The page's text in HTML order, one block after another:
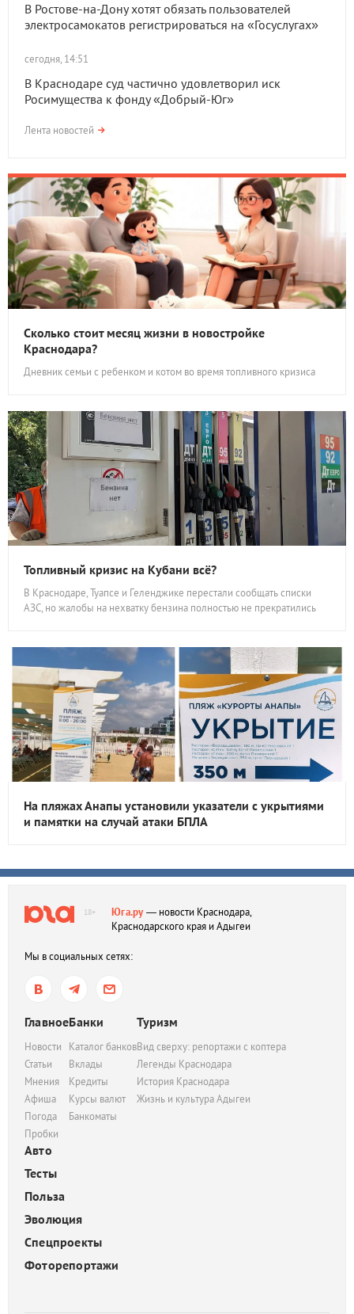
В Ростове-на-Дону хотят обязать пользователей
электросамокатов регистрироваться на «Госуслугах»
сегодня, 14:51
В Краснодаре суд частично удовлетворил иск
Росимущества к фонду «Добрый-Юг»
Лента новостей
Сколько стоит месяц жизни в новостройке
Краснодара?
Дневник семьи с ребенком и котом во время топливного кризиса
Топливный кризис на Кубани всё?
В Краснодаре, Туапсе и Геленджике перестали сообщать списки
АЗС, но жалобы на нехватку бензина полностью не прекратились
На пляжах Анапы установили указатели с укрытиями
и памятки на случай атаки БПЛА
18+ Юга.ру— новости Краснодара,
Краснодарского края и Адыгеи
Мы в социальных сетях:
Главное
Новости
Статьи
Мнения
Афиша
Погода
Пробки
Банки
Каталог банков
Вклады
Кредиты
Курсы валют
Банкоматы
Туризм
Вид сверху: репортажи с коптера
Легенды Краснодара
История Краснодара
Жизнь и культура Адыгеи
Авто
Тесты
Польза
Эволюция
Спецпроекты
Фоторепортажи